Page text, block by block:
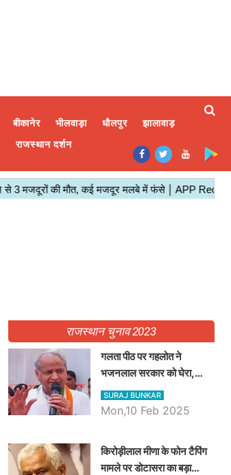
बीकानेर भीलवाड़ा धौलपुर
झालावाड़
राजस्थान दर्शन
राजस्थान चुनाव 2023
गलता पीठ पर गहलोत ने
भजनलाल सरकार को घेरा,
Video में देखें अब तक बड़ी
खबरें
SURAJ BUNKAR
Mon,10 Feb 2025
किरोड़ीलाल मीणा के फोन टैपिंग
मामले पर डोटासरा का बड़ा